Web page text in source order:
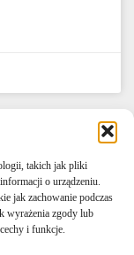
takich jak pliki
o urządzeniu.
jak zachowanie podczas
wyrażenia zgody lub
i funkcje.